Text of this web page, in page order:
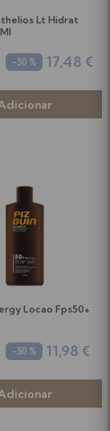
Lt Hidrat
-50 % 17,48 €
Locao Fps50+
-50 % 11,98 €